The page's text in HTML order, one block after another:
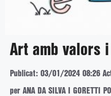
Art amb valors
Publicat: 03/01/2024 08:26
per ANA DA SILVA I GORETTI